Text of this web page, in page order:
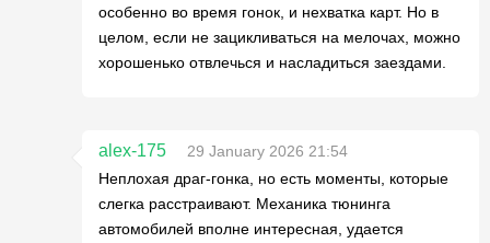
особенно во время гонок, и нехватка карт. Но в
целом, если не зацикливаться на мелочах, можно
хорошенько отвлечься и насладиться заездами.
alex-175
29 January 2026 21:54
Неплохая драг-гонка, но есть моменты, которые
слегка расстраивают. Механика тюнинга
автомобилей вполне интересная, удается